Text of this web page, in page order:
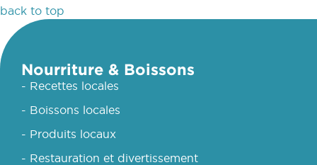
back to top
Nourriture & Boissons
- Recettes locales
- Boissons locales
- Produits locaux
- Restauration et divertissement